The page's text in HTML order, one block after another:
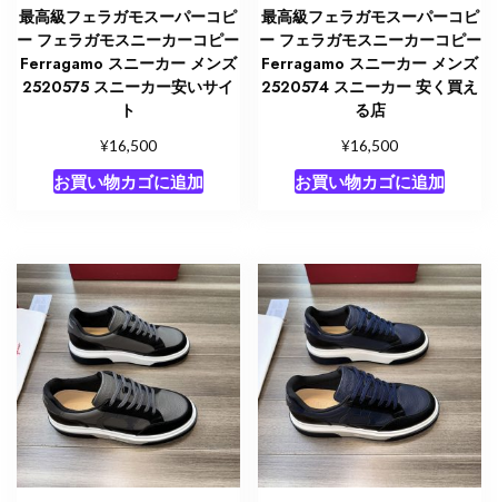
最高級フェラガモスーパーコピ
ー フェラガモスニーカーコピー
Ferragamo スニーカー メンズ
2520575 スニーカー安いサイ
ト
¥16,500
お買い物カゴに追加
最高級フェラガモスーパーコピ
ー フェラガモスニーカーコピー
Ferragamo スニーカー メンズ
2520574 スニーカー 安く買え
る店
¥16,500
お買い物カゴに追加